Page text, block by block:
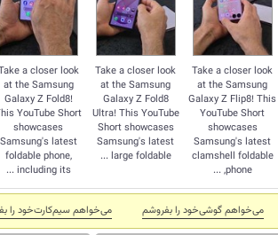
Take a closer look
at the Samsung
Galaxy Z Flip8! This
YouTube Short
showcases
Samsung's latest
clamshell foldable
phone, ...
Take a closer look
at the Samsung
Galaxy Z Fold8
Ultra! This YouTube
Short showcases
Samsung's latest
large foldable ...
a closer look
at the Samsung
Galaxy Z Fold8!
YouTube Short
showcases
Samsung's latest
foldable phone,
including its ...
می‌خواهم گوشی‌خود را بفروشم می‌خواهم سیم‌کارت‌خود را